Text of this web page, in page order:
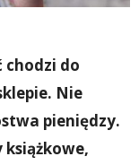
chodzi do
Nie
pieniędzy.
książkowe,